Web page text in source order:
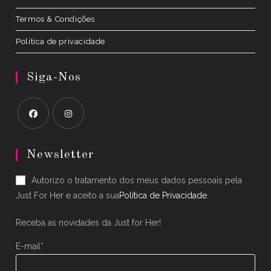
Termos & Condições
Política de privacidade
Siga-Nos
in
new
tab
in
new
tab
Newsletter
Autorizo o tratamento dos meus dados pessoais pela
Just For Her e aceito a suaPolítica de Privacidade.
Receba as novidades da Just for Her!
E-mail*